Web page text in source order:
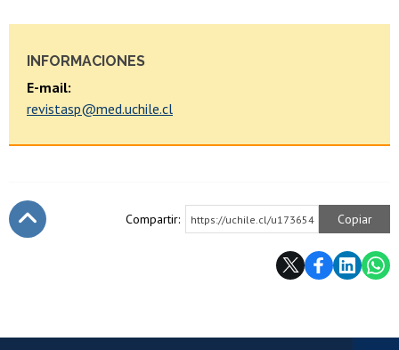
INFORMACIONES
E-mail:
revistasp@med.uchile.cl
Compartir: https://uchile.cl/u173654 Copiar